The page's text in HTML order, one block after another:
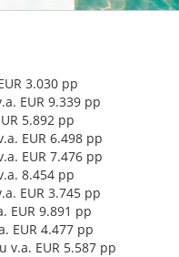
3.030 pp
EUR 9.339 pp
5.892 pp
EUR 6.498 pp
EUR 7.476 pp
8.454 pp
EUR 3.745 pp
EUR 9.891 pp
EUR 4.477 pp
v.a. EUR 5.587 pp